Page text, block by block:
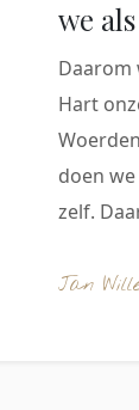
we
Daarom
Hart
doen
zelf.
Jan